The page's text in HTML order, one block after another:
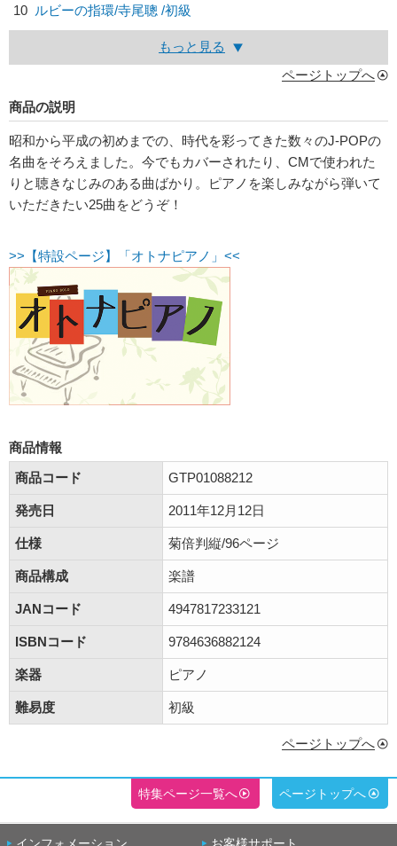
10 ルビーの指環/寺尾聰 /初級
もっと見る
ページトップへ
商品の説明
昭和から平成の初めまでの、時代を彩ってきた数々のJ-POPの
名曲をそろえました。今でもカバーされたり、CMで使われた
りと聴きなじみのある曲ばかり。ピアノを楽しみながら弾いて
いただきたい25曲をどうぞ！
>>【特設ページ】「オトナピアノ」<<
商品情報
商品コード
GTP01088212
発売日 2011年12月12日
仕様 菊倍判縦/96ページ
商品構成 楽譜
JANコード 4947817233121
ISBNコード 9784636882124
楽器 ピアノ
難易度 初級
ページトップへ
特集ページ一覧へ ページトップへ
インフォメーション お客様サポート